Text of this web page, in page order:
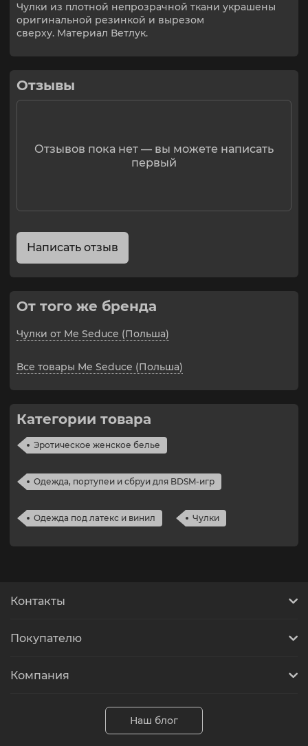
Чулки из плотной непрозрачной ткани украшены
оригинальной резинкой и вырезом
сверху. Материал Ветлук.
Отзывы
Отзывов пока нет — вы можете написать
первый
Написать отзыв
От того же бренда
Чулки от Me Seduce (Польша)
Все товары Me Seduce (Польша)
Категории товара
Эротическое женское белье
Одежда, портупеи и сбруи для BDSM-игр
Одежда под латекс и винил Чулки
Контакты
Покупателю
Компания
Наш блог